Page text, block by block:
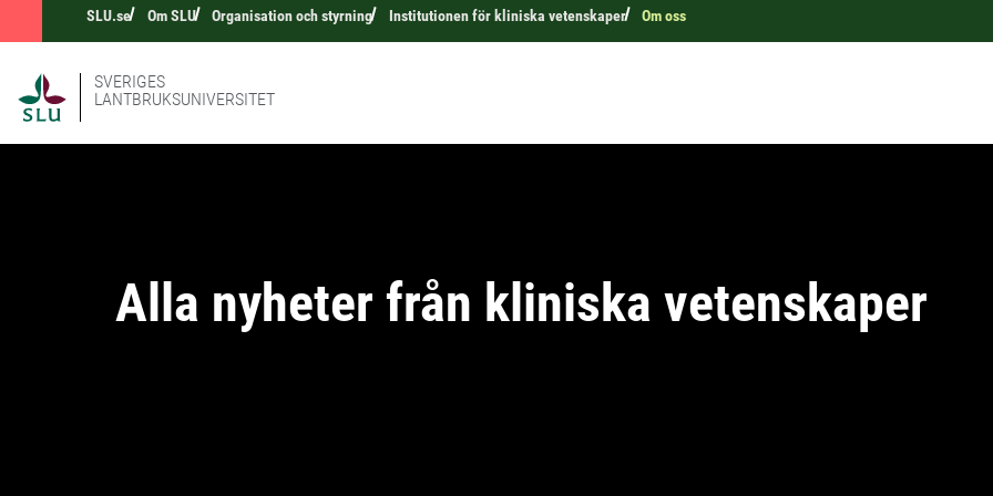
SLU.se Om SLU Organisation och styrning Institutionen för kliniska vetenskaper Om oss
SVERIGES
LANTBRUKSUNIVERSITET
Alla nyheter från kliniska vetenskaper